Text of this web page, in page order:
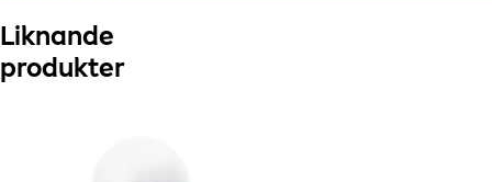
Liknande
produkter